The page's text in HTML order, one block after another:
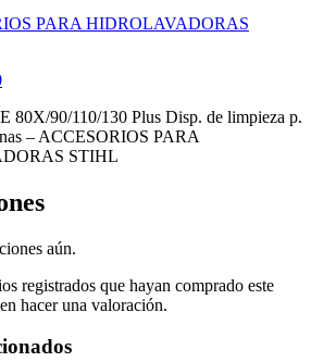
PARA HIDROLAVADORAS
80X/90/110/130 Plus Disp. de limpieza p.
– ACCESORIOS PARA
STIHL
aún.
registrados que hayan comprado este
hacer una valoración.